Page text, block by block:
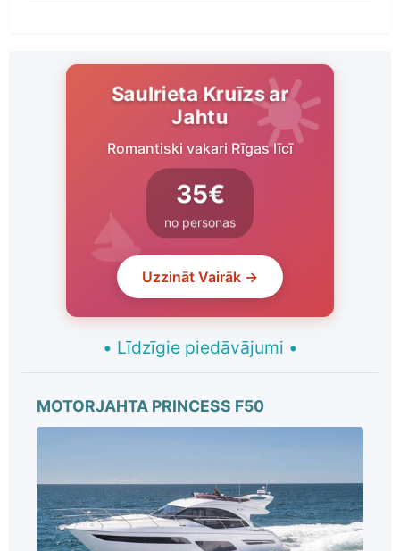
Saulrieta Kruīzs ar
Jahtu
Romantiski vakari Rīgas līcī
35€
no personas
Uzzināt Vairāk →
• Līdzīgie piedāvājumi •
MOTORJAHTA PRINCESS F50